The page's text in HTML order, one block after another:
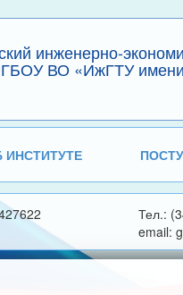
инженерно-
ВО «ИжГТУ
ИНСТИТУТЕ
Тел.:
email: